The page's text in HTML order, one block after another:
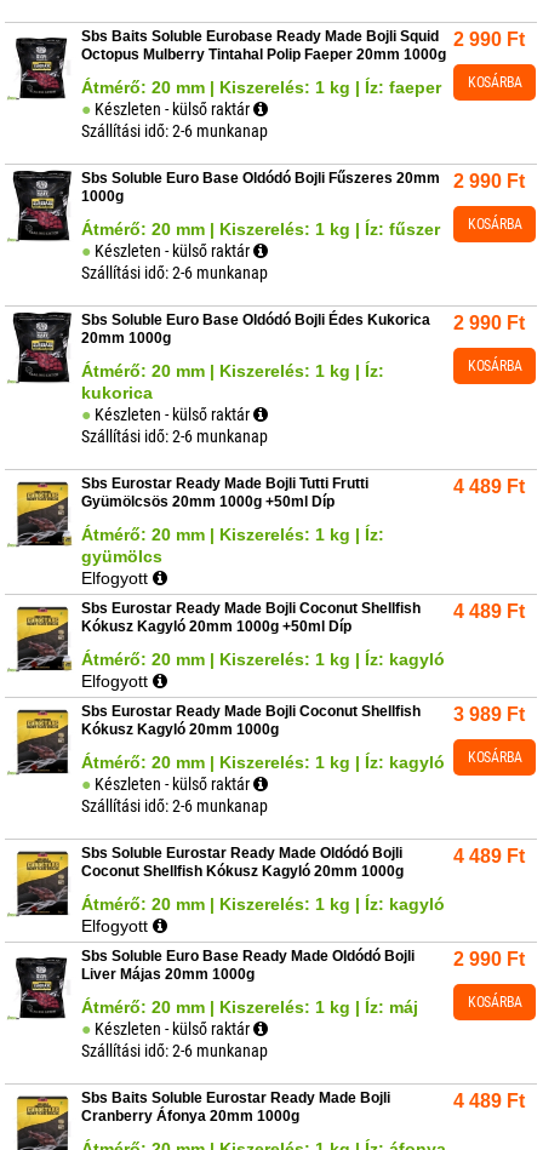
Sbs Baits Soluble Eurobase Ready Made Bojli Squid
Octopus Mulberry Tintahal Polip Faeper 20mm 1000g
Átmérő: 20 mm | Kiszerelés: 1 kg | Íz: faeper
Készleten - külső raktár
Szállítási idő: 2-6 munkanap
2 990 Ft
KOSÁRBA
Sbs Soluble Euro Base Oldódó Bojli Fűszeres 20mm
1000g
Átmérő: 20 mm | Kiszerelés: 1 kg | Íz: fűszer
Készleten - külső raktár
Szállítási idő: 2-6 munkanap
2 990 Ft
KOSÁRBA
Sbs Soluble Euro Base Oldódó Bojli Édes Kukorica
20mm 1000g
Átmérő: 20 mm | Kiszerelés: 1 kg | Íz:
kukorica
Készleten - külső raktár
Szállítási idő: 2-6 munkanap
2 990 Ft
KOSÁRBA
Sbs Eurostar Ready Made Bojli Tutti Frutti
Gyümölcsös 20mm 1000g +50ml Díp
Átmérő: 20 mm | Kiszerelés: 1 kg | Íz:
gyümölcs
Elfogyott
4 489 Ft
Sbs Eurostar Ready Made Bojli Coconut Shellfish
Kókusz Kagyló 20mm 1000g +50ml Díp
Átmérő: 20 mm | Kiszerelés: 1 kg | Íz: kagyló
Elfogyott
4 489 Ft
Sbs Eurostar Ready Made Bojli Coconut Shellfish
Kókusz Kagyló 20mm 1000g
Átmérő: 20 mm | Kiszerelés: 1 kg | Íz: kagyló
Készleten - külső raktár
Szállítási idő: 2-6 munkanap
3 989 Ft
KOSÁRBA
Sbs Soluble Eurostar Ready Made Oldódó Bojli
Coconut Shellfish Kókusz Kagyló 20mm 1000g
Átmérő: 20 mm | Kiszerelés: 1 kg | Íz: kagyló
Elfogyott
4 489 Ft
Sbs Soluble Euro Base Ready Made Oldódó Bojli
Liver Májas 20mm 1000g
Átmérő: 20 mm | Kiszerelés: 1 kg | Íz: máj
Készleten - külső raktár
Szállítási idő: 2-6 munkanap
2 990 Ft
KOSÁRBA
Sbs Baits Soluble Eurostar Ready Made Bojli
Cranberry Áfonya 20mm 1000g
4 489 Ft